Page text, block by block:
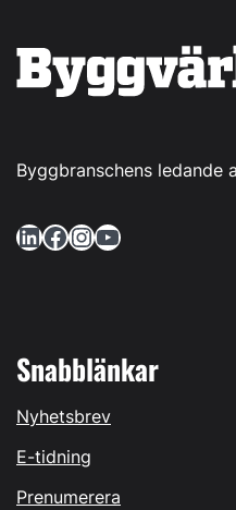
Byggbranschens ledande
LinkedIn Facebook InstagramYouTube
Snabblänkar
Nyhetsbrev
E-tidning
Prenumerera